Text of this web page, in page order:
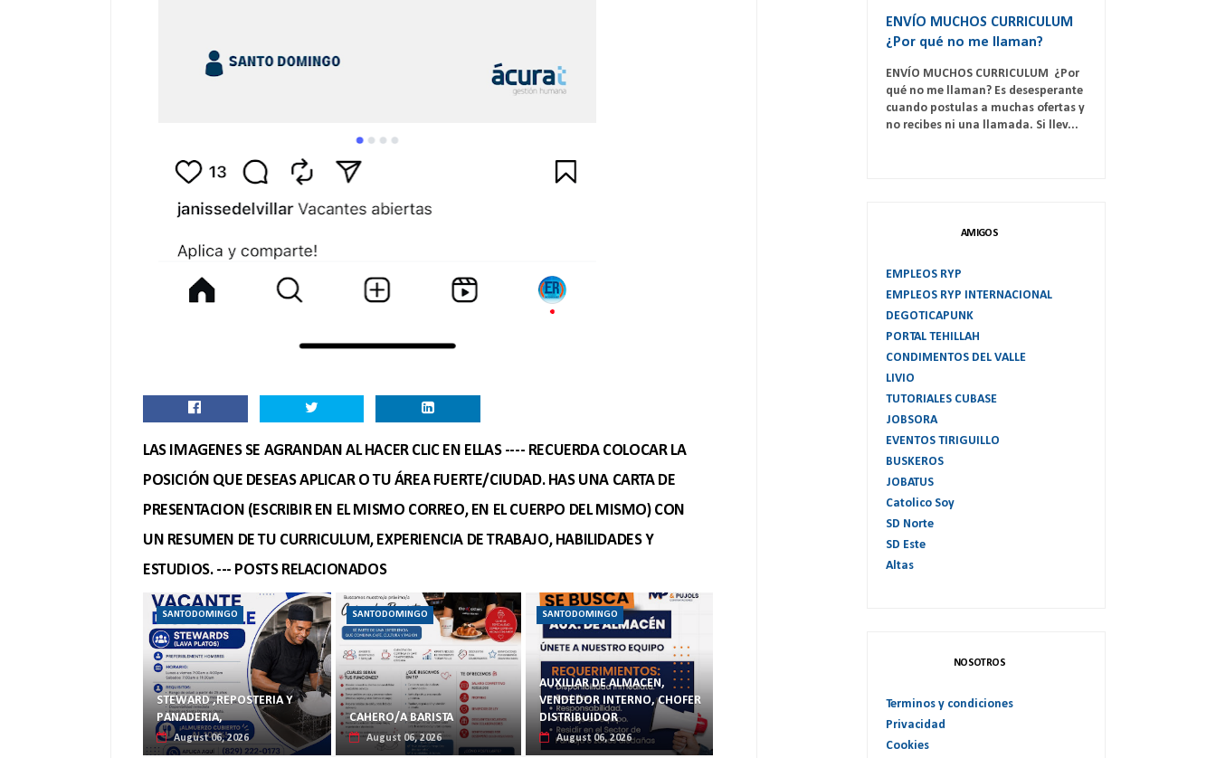
LAS IMAGENES SE AGRANDAN AL HACER CLIC EN ELLAS ---- RECUERDA COLOCAR LA
POSICIÓN QUE DESEAS APLICAR O TU ÁREA FUERTE/CIUDAD. HAS UNA CARTA DE
PRESENTACION (ESCRIBIR EN EL MISMO CORREO, EN EL CUERPO DEL MISMO) CON
UN RESUMEN DE TU CURRICULUM, EXPERIENCIA DE TRABAJO, HABILIDADES Y
ESTUDIOS. --- POSTS RELACIONADOS
SANTODOMINGO
STEWARD ,REPOSTERIA Y
PANADERIA,
August 06, 2026
SANTODOMINGO
CAHERO/A BARISTA
August 06, 2026
SANTODOMINGO
AUXILIAR DE ALMACEN,
VENDEDOR INTERNO, CHOFER
DISTRIBUIDOR
August 06, 2026
ENVÍO MUCHOS CURRICULUM
¿Por qué no me llaman?
ENVÍO MUCHOS CURRICULUM ¿Por
qué no me llaman? Es desesperante
cuando postulas a muchas ofertas y
no recibes ni una llamada. Si llev...
AMIGOS
EMPLEOS RYP
EMPLEOS RYP INTERNACIONAL
DEGOTICAPUNK
PORTAL TEHILLAH
CONDIMENTOS DEL VALLE
LIVIO
TUTORIALES CUBASE
JOBSORA
EVENTOS TIRIGUILLO
BUSKEROS
JOBATUS
Catolico Soy
SD Norte
SD Este
Altas
NOSOTROS
Terminos y condiciones
Privacidad
Cookies